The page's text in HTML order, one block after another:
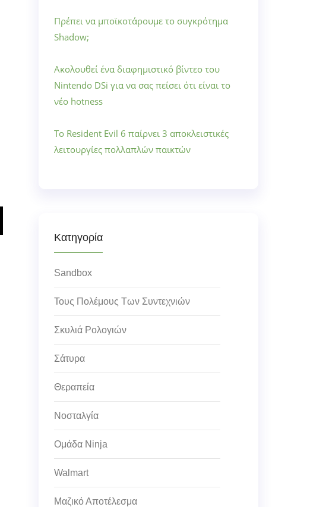
Πρέπει να μποϊκοτάρουμε το συγκρότημα
Shadow;
Ακολουθεί ένα διαφημιστικό βίντεο του
Nintendo DSi για να σας πείσει ότι είναι το
νέο hotness
Το Resident Evil 6 παίρνει 3 αποκλειστικές
λειτουργίες πολλαπλών παικτών
Κατηγορία
Sandbox
Τους Πολέμους Των Συντεχνιών
Σκυλιά Ρολογιών
Σάτυρα
Θεραπεία
Νοσταλγία
Ομάδα Ninja
Walmart
Μαζικό Αποτέλεσμα